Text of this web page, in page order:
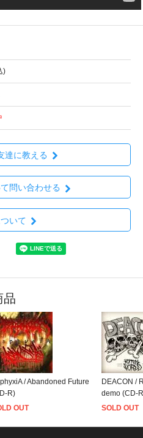
)
達に教える
問い合わせる
いて
品
/ Abandoned Future
R)
OUT
DEACON /
demo (CD-
SOLD OUT